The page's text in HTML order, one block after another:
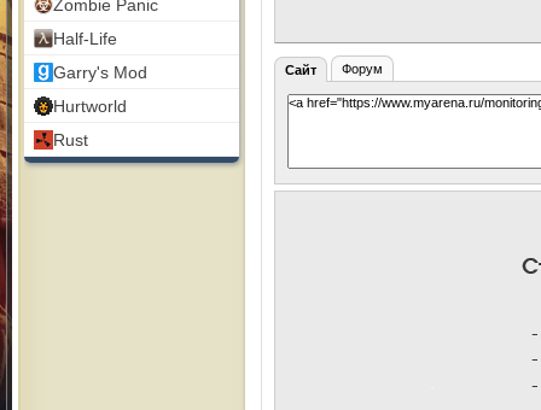
Zombie Panic
Half-Life
Garry's Mod
Hurtworld
Rust
Сайт Форум